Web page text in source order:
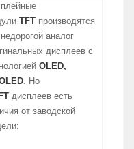
TFT производятся
недорогой аналог
дисплеев с
OLED,
. Но
дисплеев есть
от заводской